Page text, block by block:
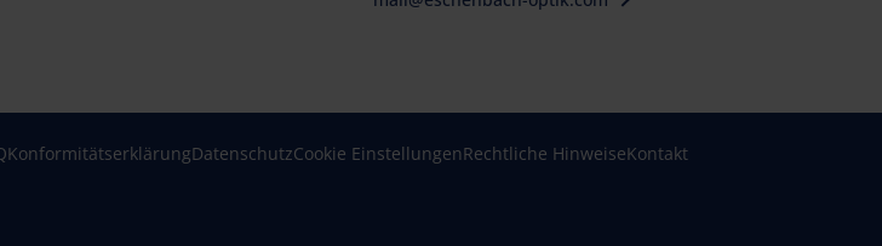
KonformitätserklärungDatenschutzCookie EinstellungenRechtliche HinweiseKontakt